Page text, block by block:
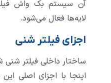
آن سیستم بک واش
لایه‌ها فعال می‌شود.
اجزای فیلتر شنی
ساختار داخلی فیلتر
اینجا با اجزای اصلی